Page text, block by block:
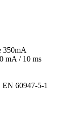
350mA
mA / 10 ms
60947-5-1